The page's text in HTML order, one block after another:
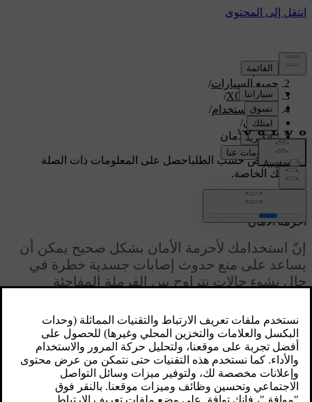
الدعم/
جميع السيارات/
XC60 2026
/
دليل الاستخدام/
الأمان/
أحزمة الأمان
دعم مخصص حسب الطلباحصل على المعلومات ذات الصلة
بسيارتك الخاصة.
تسجيل الدخول
محدّث ٢٨‏/١٠‏/٢٠٢٤
أحزمة الأمان
إنّ استخدامك لأحزمة الأمان بشكل صحيح يمكن أن
يساعد على منع حدوث إصابات جسدية خطرة في
حال نشوء حالات تتراوح بين الفرملة المفاجئة
ميزات حزام الأمان